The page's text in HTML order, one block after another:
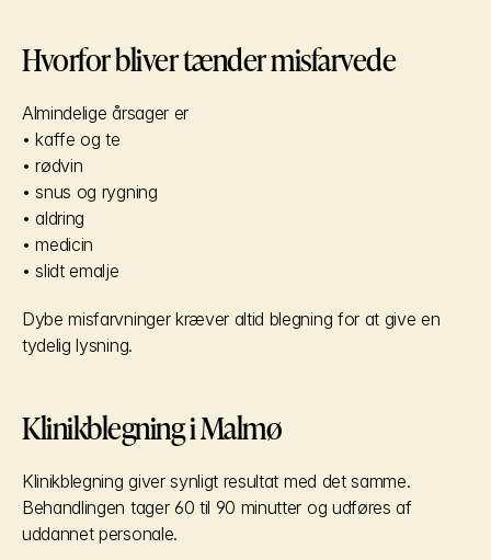
Hvorfor bliver tænder misfarvede
Almindelige årsager er
• kaffe og te
• rødvin
• snus og rygning
• aldring
• medicin
• slidt emalje
Dybe misfarvninger kræver altid blegning for at give en
tydelig lysning.
Klinikblegning i Malmø
Klinikblegning giver synligt resultat med det samme.
Behandlingen tager 60 til 90 minutter og udføres af
uddannet personale.